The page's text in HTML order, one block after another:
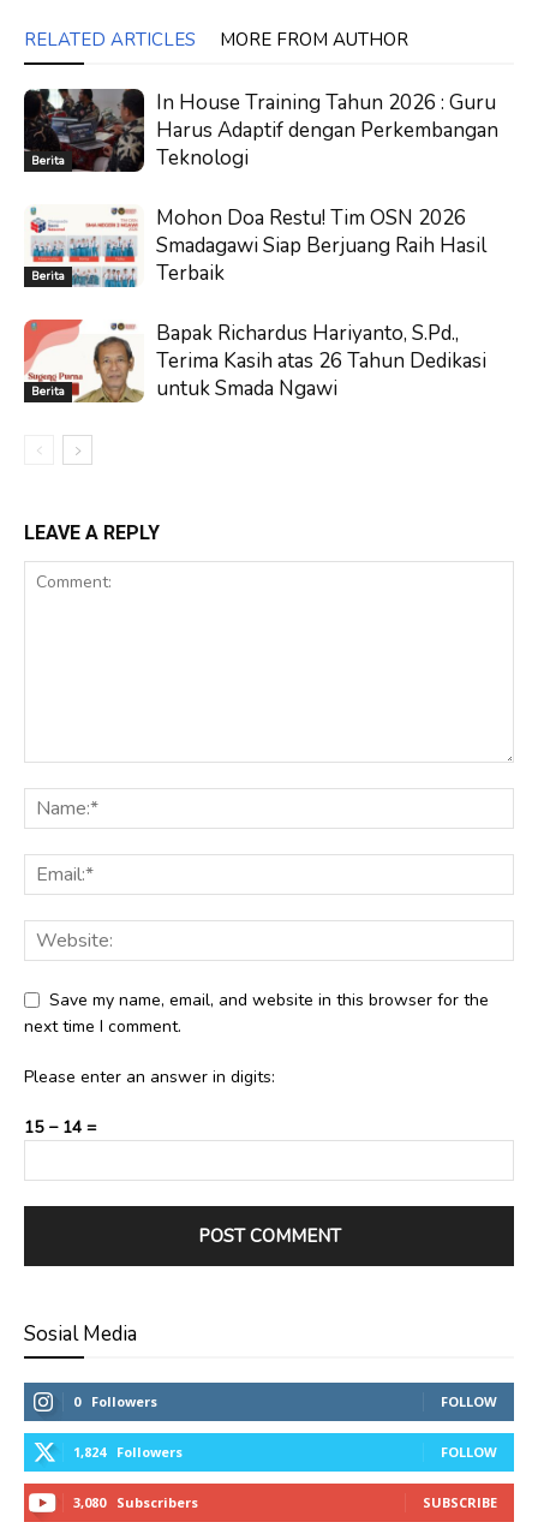
RELATED ARTICLES MORE FROM AUTHOR
Berita
In House Training Tahun 2026 : Guru
Harus Adaptif dengan Perkembangan
Teknologi
Berita
Mohon Doa Restu! Tim OSN 2026
Smadagawi Siap Berjuang Raih Hasil
Terbaik
Berita
Bapak Richardus Hariyanto, S.Pd.,
Terima Kasih atas 26 Tahun Dedikasi
untuk Smada Ngawi
LEAVE A REPLY
Save my name, email, and website in this browser for the
next time I comment.
Please enter an answer in digits:
15 − 14 =
Sosial Media
0 Followers FOLLOW
1,824 Followers FOLLOW
3,080 Subscribers SUBSCRIBE